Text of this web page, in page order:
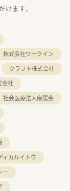
けます。
株式会社ワークイン
クラフト株式会社
会社
社会医療法人康陽会
ィカルイトウ
ー